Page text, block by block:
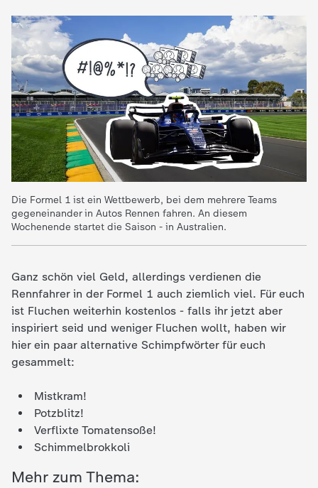
n
a
c
h
c
h
e
n
Die Formel 1 ist ein Wettbewerb, bei dem mehrere Teams
gegeneinander in Autos Rennen fahren. An diesem
Wochenende startet die Saison - in Australien.
Ganz schön viel Geld, allerdings verdienen die
Rennfahrer in der Formel 1 auch ziemlich viel. Für euch
ist Fluchen weiterhin kostenlos - falls ihr jetzt aber
inspiriert seid und weniger Fluchen wollt, haben wir
hier ein paar alternative Schimpfwörter für euch
gesammelt:
Mistkram!
Potzblitz!
Verflixte Tomatensoße!
Schimmelbrokkoli
Mehr zum Thema: